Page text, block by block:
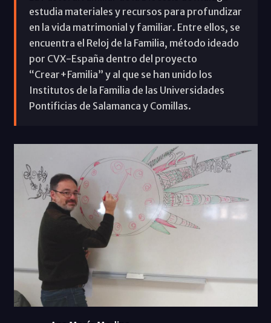
estudia materiales y recursos para profundizar
en la vida matrimonial y familiar. Entre ellos, se
encuentra el Reloj de la Familia, método ideado
por CVX-España dentro del proyecto
“Crear+Familia” y al que se han unido los
Institutos de la Familia de las Universidades
Pontificias de Salamanca y Comillas.